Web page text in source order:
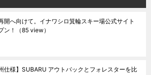
開へ向けて。イナワシロ箕輪スキー場公式サイト
ン！
（85 view）
州仕様】SUBARU アウトバックとフォレスターを比